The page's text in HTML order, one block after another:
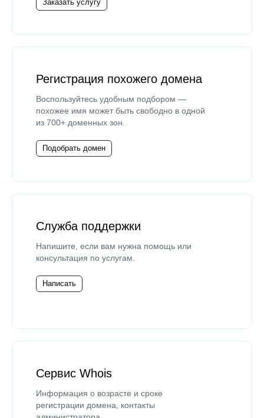
Заказать услугу
Регистрация похожего домена
Воспользуйтесь удобным подбором —
похожее имя может быть свободно в одной
из 700+ доменных зон.
Подобрать домен
Служба поддержки
Напишите, если вам нужна помощь или
консультация по услугам.
Написать
Сервис Whois
Информация о возрасте и сроке
регистрации домена, контакты